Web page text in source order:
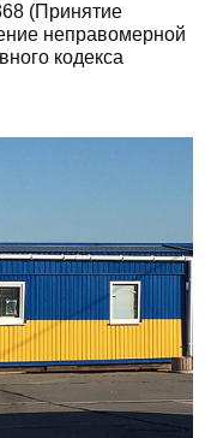
(Принятие
неправомерной
кодекса